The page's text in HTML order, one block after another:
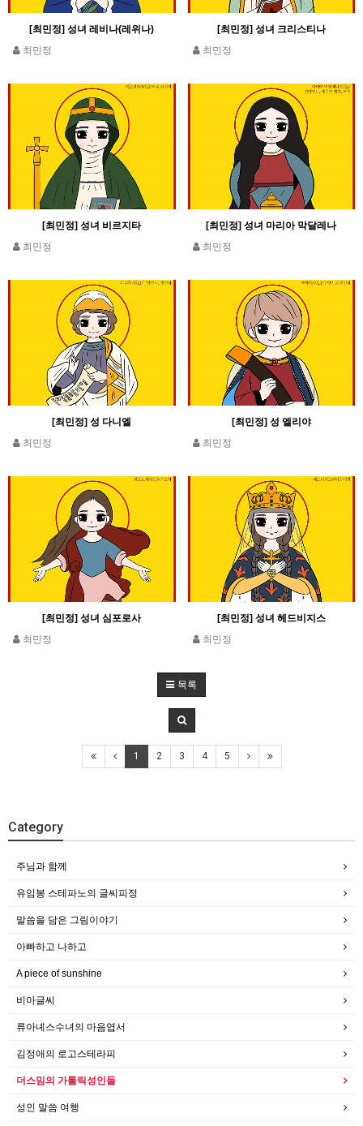
[최민정] 성녀 레비나(레위나)
최민정
[최민정] 성녀 크리스티나
최민정
[최민정] 성녀 비르지타
최민정
[최민정] 성녀 마리아 막달레나
최민정
[최민정] 성 다니엘
최민정
[최민정] 성 엘리야
최민정
[최민정] 성녀 심포로사
최민정
[최민정] 성녀 헤드비지스
최민정
목록
1 2 3 4 5
Category
주님과 함께
유임봉 스테파노의 글씨피정
말씀을 담은 그림이야기
아빠하고 나하고
A piece of sunshine
비아글씨
류아녜스수녀의 마음엽서
김정애의 로고스테라피
더스밈의 가톨릭성인들
성인 말씀 여행